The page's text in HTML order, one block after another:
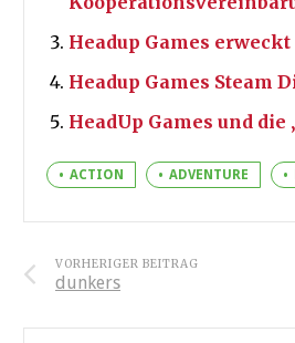
Headup Games erweckt
Headup Games Steam
HeadUp Games und
ACTION ADVENTURE
VORHERIGER BEITRAG
dunkers